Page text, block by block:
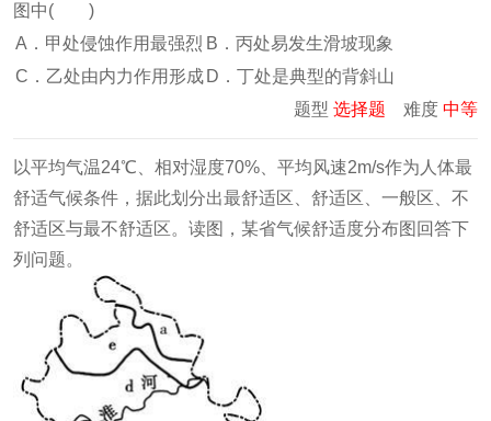
图中( )
A．甲处侵蚀作用最强烈 B．丙处易发生滑坡现象
C．乙处由内力作用形成 D．丁处是典型的背斜山
题型 选择题 难度 中等
以平均气温24℃、相对湿度70%、平均风速2m/s作为人体最
舒适气候条件，据此划分出最舒适区、舒适区、一般区、不
舒适区与最不舒适区。读图，某省气候舒适度分布图回答下
列问题。